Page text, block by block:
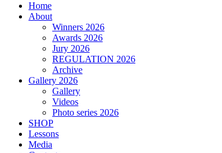
Home
About
Winners 2026
Awards 2026
Jury 2026
REGULATION 2026
Archive
Gallery 2026
Gallery
Videos
Photo series 2026
SHOP
Lessons
Media